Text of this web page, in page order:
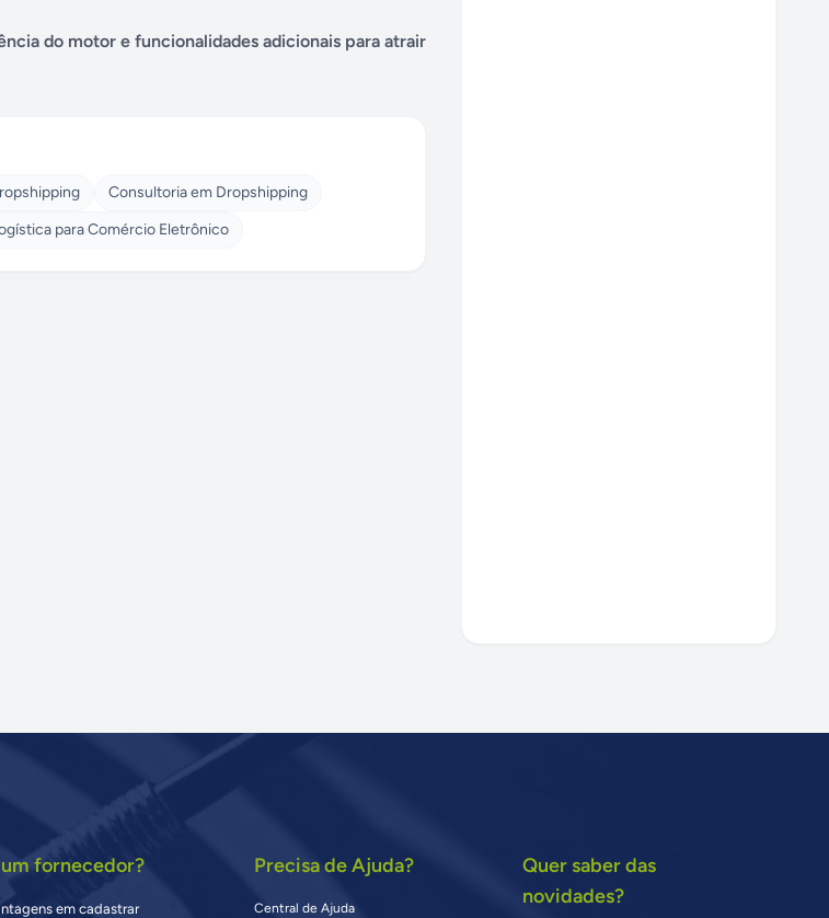
do motor e funcionalidades adicionais para atrair
Consultoria em Dropshipping
para Comércio Eletrônico
um fornecedor?
em cadastrar
Precisa de Ajuda?
Central de Ajuda
Quer saber das
novidades?